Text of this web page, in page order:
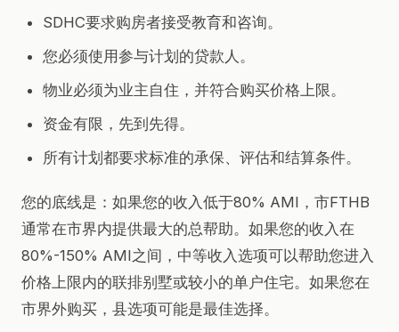
SDHC要求购房者接受教育和咨询。
您必须使用参与计划的贷款人。
物业必须为业主自住，并符合购买价格上限。
资金有限，先到先得。
所有计划都要求标准的承保、评估和结算条件。
您的底线是：如果您的收入低于80% AMI，市FTHB
通常在市界内提供最大的总帮助。如果您的收入在
80%-150% AMI之间，中等收入选项可以帮助您进入
价格上限内的联排别墅或较小的单户住宅。如果您在
市界外购买，县选项可能是最佳选择。